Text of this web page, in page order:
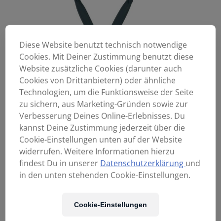
Diese Website benutzt technisch notwendige
Cookies. Mit Deiner Zustimmung benutzt diese
Website zusätzliche Cookies (darunter auch
Cookies von Drittanbietern) oder ähnliche
Technologien, um die Funktionsweise der Seite
zu sichern, aus Marketing-Gründen sowie zur
Verbesserung Deines Online-Erlebnisses. Du
kannst Deine Zustimmung jederzeit über die
Cookie-Einstellungen unten auf der Website
widerrufen. Weitere Informationen hierzu
findest Du in unserer Datenschutzerklärung und
in den unten stehenden Cookie-Einstellungen.
Cookie-Einstellungen